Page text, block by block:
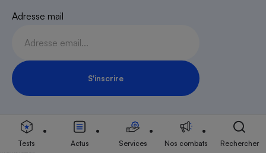
Inscription Newsletter
Adresse mail
S'inscrire
Données personnelles
Tests Actus Services Nos combats Rechercher